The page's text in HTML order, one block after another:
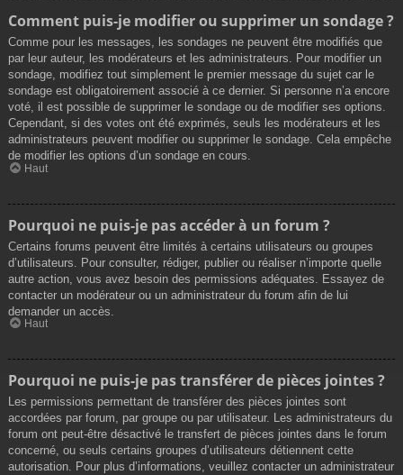
Comment puis-je modifier ou supprimer un sondage ?
Comme pour les messages, les sondages ne peuvent être modifiés que
par leur auteur, les modérateurs et les administrateurs. Pour modifier un
sondage, modifiez tout simplement le premier message du sujet car le
sondage est obligatoirement associé à ce dernier. Si personne n’a encore
voté, il est possible de supprimer le sondage ou de modifier ses options.
Cependant, si des votes ont été exprimés, seuls les modérateurs et les
administrateurs peuvent modifier ou supprimer le sondage. Cela empêche
de modifier les options d’un sondage en cours.
Haut
Pourquoi ne puis-je pas accéder à un forum ?
Certains forums peuvent être limités à certains utilisateurs ou groupes
d’utilisateurs. Pour consulter, rédiger, publier ou réaliser n’importe quelle
autre action, vous avez besoin des permissions adéquates. Essayez de
contacter un modérateur ou un administrateur du forum afin de lui
demander un accès.
Haut
Pourquoi ne puis-je pas transférer de pièces jointes ?
Les permissions permettant de transférer des pièces jointes sont
accordées par forum, par groupe ou par utilisateur. Les administrateurs du
forum ont peut-être désactivé le transfert de pièces jointes dans le forum
concerné, ou seuls certains groupes d’utilisateurs détiennent cette
autorisation. Pour plus d’informations, veuillez contacter un administrateur